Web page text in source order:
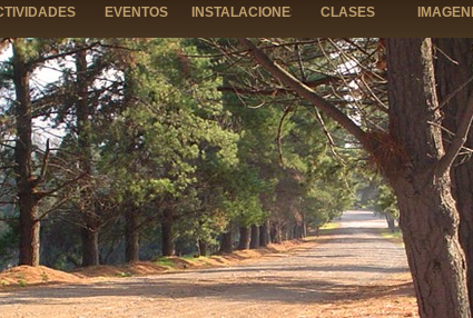
EVENTOS INSTALACIONES CLASES